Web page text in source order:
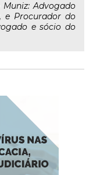
Muniz: Advogado
e Procurador do
e sócio do